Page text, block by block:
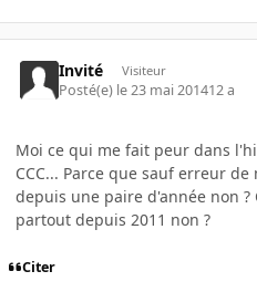
Invité Visiteur
Posté(e) le 23 mai 201412 a
Moi ce qui me fait peur dans
CCC... Parce que sauf erreur
depuis une paire d'année non
partout depuis 2011 non ?
Citer